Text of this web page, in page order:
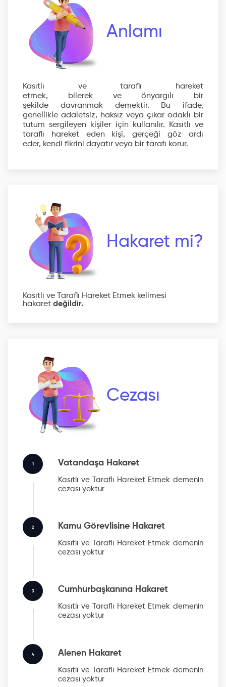
Anlamı
Kasıtlı ve taraflı hareket
etmek, bilerek ve önyargılı bir
şekilde davranmak demektir. Bu ifade,
genellikle adaletsiz, haksız veya çıkar odaklı bir
tutum sergileyen kişiler için kullanılır. Kasıtlı ve
taraflı hareket eden kişi, gerçeği göz ardı
eder, kendi fikrini dayatır veya bir tarafı korur.
Hakaret mi?
Kasıtlı ve Taraflı Hareket Etmek kelimesi
hakaret değildir.
Cezası
1 Vatandaşa Hakaret
Kasıtlı ve Taraflı Hareket Etmek demenin
cezası yoktur
2 Kamu Görevlisine Hakaret
Kasıtlı ve Taraflı Hareket Etmek demenin
cezası yoktur
3 Cumhurbaşkanına Hakaret
Kasıtlı ve Taraflı Hareket Etmek demenin
cezası yoktur
4 Alenen Hakaret
Kasıtlı ve Taraflı Hareket Etmek demenin
cezası yoktur